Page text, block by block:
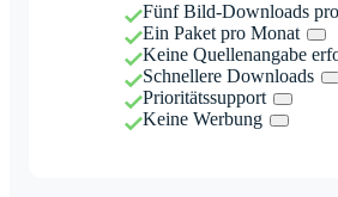
Fünf Bild-Downloads
Ein Paket pro Monat
Keine Quellenangabe
Schnellere Downloads
Prioritätssupport
Keine Werbung